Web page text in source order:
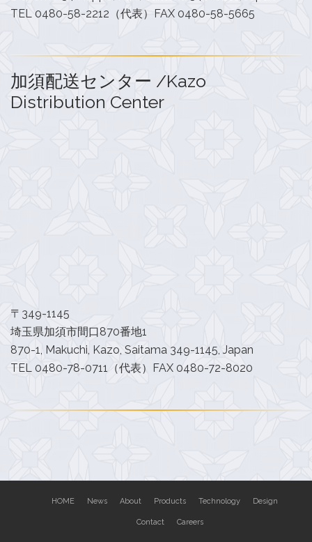
TEL 0480-58-2212（代表）FAX 0480-58-5665
加須配送センター /Kazo
Distribution Center
〒349-1145
埼玉県加須市間口870番地1
870-1, Makuchi, Kazo, Saitama 349-1145, Japan
TEL 0480-78-0711（代表）FAX 0480-72-8020
HOME News About Products Technology Design
Contact Careers